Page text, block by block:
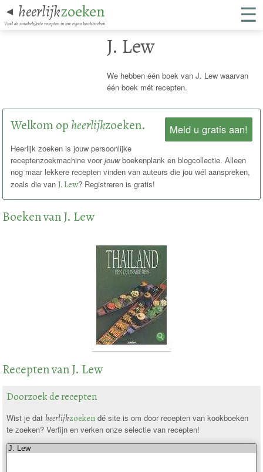
◄ heerlijkzoeken
Vind de smakelijkste recepten in uw eigen kookboeken. ☰
J. Lew
We hebben één boek van J. Lew waarvan
één boek mét recepten.
Meld u gratis aan!
Welkom op heerlijkzoeken.
Heerlijk zoeken is jouw persoonlijke
receptenzoekmachine voorjouwboekenplank en blogcollectie. Alleen
nog maar lekkere recepten vinden van auteurs die jou wél aanspreken,
zoals die vanJ. Lew? Registreren is gratis!
Boeken van J. Lew
Recepten van J. Lew
Doorzoek de recepten
Wist je dat heerlijkzoekendé site is om door recepten van kookboeken
te zoeken? Verfijn en verken onze selectie van recepten!